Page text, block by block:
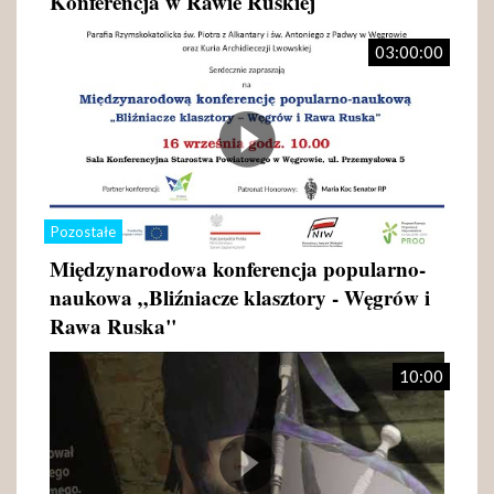
Pozostałe
03:00:00
Międzynarodowa konferencja popularno-
naukowa „Bliźniacze klasztory - Węgrów i
Rawa Ruska"
10:00